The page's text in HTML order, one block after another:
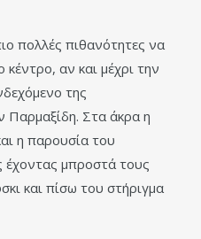
πολλές πιθανότητες να
κέντρο, αν και μέχρι την
της
Παρμαξίδη. Στα άκρα η
η παρουσία του
έχοντας μπροστά τους
και πίσω του στήριγμα